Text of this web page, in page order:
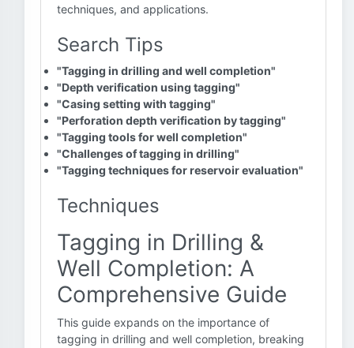
techniques, and applications.
Search Tips
"Tagging in drilling and well completion"
"Depth verification using tagging"
"Casing setting with tagging"
"Perforation depth verification by tagging"
"Tagging tools for well completion"
"Challenges of tagging in drilling"
"Tagging techniques for reservoir evaluation"
Techniques
Tagging in Drilling &
Well Completion: A
Comprehensive Guide
This guide expands on the importance of
tagging in drilling and well completion, breaking